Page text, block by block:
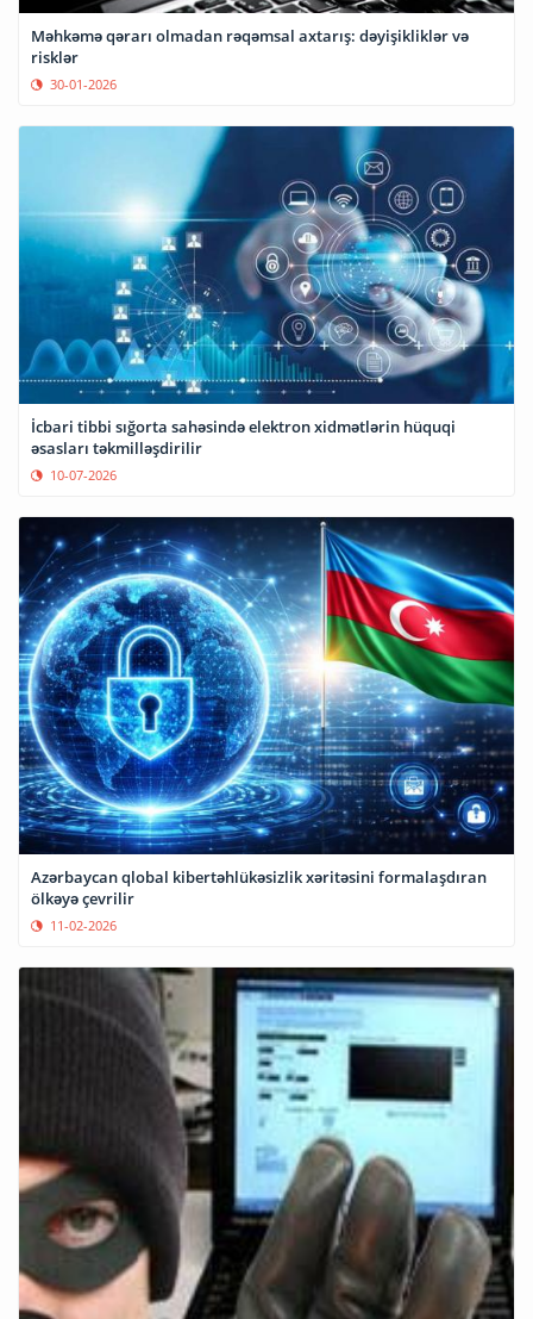
Məhkəmə qərarı olmadan rəqəmsal axtarış: dəyişikliklər və
risklər
30-01-2026
İcbari tibbi sığorta sahəsində elektron xidmətlərin hüquqi
əsasları təkmilləşdirilir
10-07-2026
Azərbaycan qlobal kibertəhlükəsizlik xəritəsini formalaşdıran
ölkəyə çevrilir
11-02-2026